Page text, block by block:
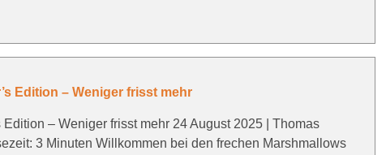
Edition – Weniger frisst mehr
– Weniger frisst mehr 24 August 2025 | Thomas
3 Minuten Willkommen bei den frechen Marshmallows